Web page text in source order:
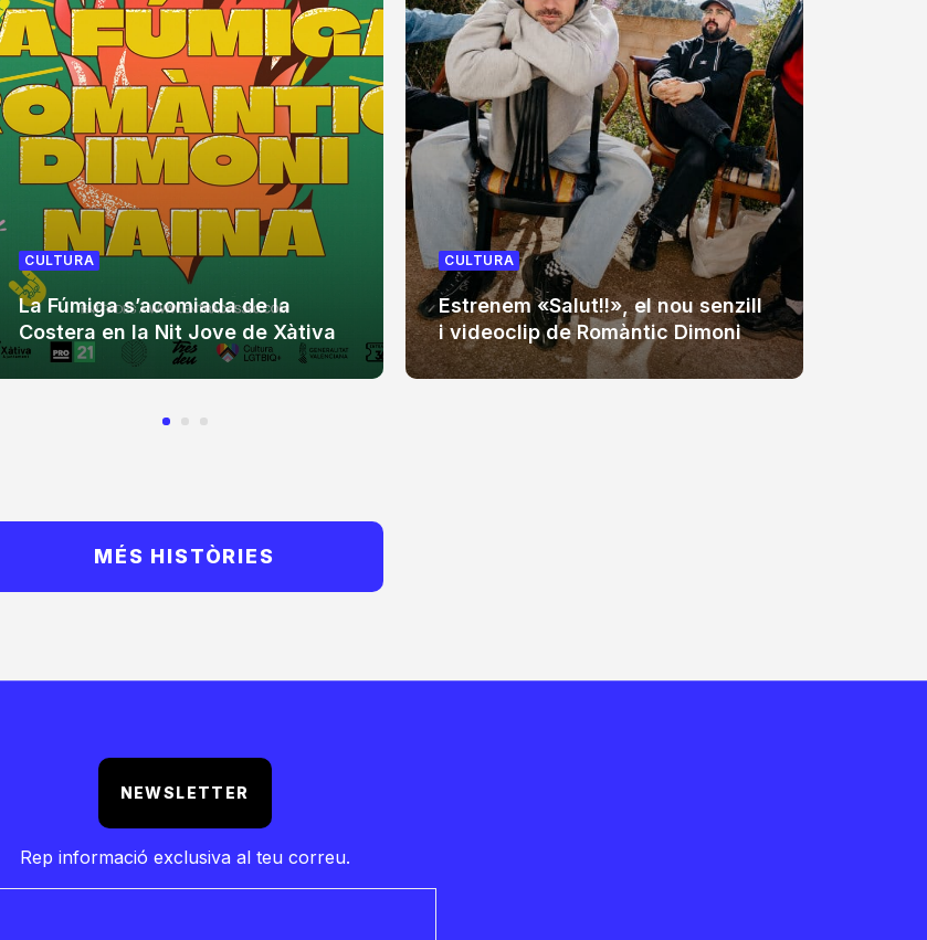
CULTURA
La Fúmiga s’acomiada de la
Costera en la Nit Jove de Xàtiva
CULTURA
Estrenem «Salut!!», el nou senzill
i videoclip de Romàntic Dimoni
MÉS HISTÒRIES
NEWSLETTER
Rep informació exclusiva al teu correu.